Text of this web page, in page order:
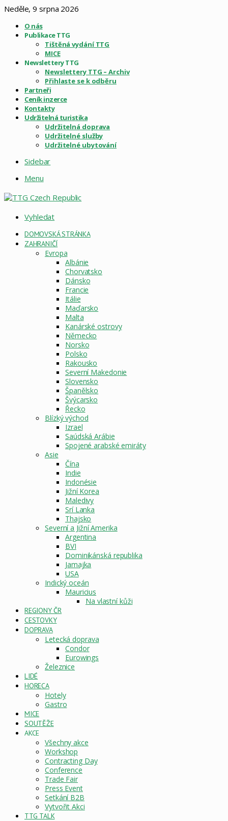
Neděle, 9 srpna 2026
O nás
Publikace TTG
Tištěná vydání TTG
MICE
Newslettery TTG
Newslettery TTG – Archiv
Přihlaste se k odběru
Partneři
Ceník inzerce
Kontakty
Udržitelná turistika
Udržitelná doprava
Udržitelné služby
Udržitelné ubytování
Sidebar
Menu
Vyhledat
DOMOVSKÁ STRÁNKA
ZAHRANIČÍ
Evropa
Albánie
Chorvatsko
Dánsko
Francie
Itálie
Maďarsko
Malta
Kanárské ostrovy
Německo
Norsko
Polsko
Rakousko
Severní Makedonie
Slovensko
Španělsko
Švýcarsko
Řecko
Blízký východ
Izrael
Saúdská Arábie
Spojené arabské emiráty
Asie
Čína
Indie
Indonésie
Jižní Korea
Maledivy
Srí Lanka
Thajsko
Severní a Jižní Amerika
Argentina
BVI
Dominikánská republika
Jamajka
USA
Indický oceán
Mauricius
Na vlastní kůži
REGIONY ČR
CESTOVKY
DOPRAVA
Letecká doprava
Condor
Eurowings
Železnice
LIDÉ
HORECA
Hotely
Gastro
MICE
SOUTĚŽE
AKCE
Všechny akce
Workshop
Contracting Day
Conference
Trade Fair
Press Event
Setkání B2B
Vytvořit Akci
TTG TALK